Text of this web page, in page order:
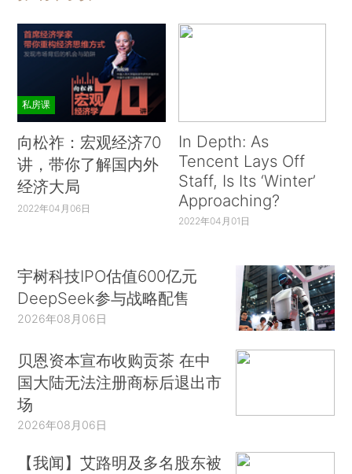
私房课
向松祚：宏观经济70
讲，带你了解国内外
经济大局
2022年04月06日
In Depth: As
Tencent Lays Off
Staff, Is Its ‘Winter’
Approaching?
2022年04月01日
宇树科技IPO估值600亿元
DeepSeek参与战略配售
2026年08月06日
贝恩资本宣布收购贡茶 在中
国大陆无法注册商标后退出市
场
2026年08月06日
【我闻】艾路明及多名股东被